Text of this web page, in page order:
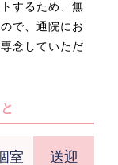
するため、無
で、通院にお
念していただ
室 送迎